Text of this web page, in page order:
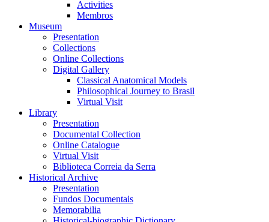
Activities
Membros
Museum
Presentation
Collections
Online Collections
Digital Gallery
Classical Anatomical Models
Philosophical Journey to Brasil
Virtual Visit
Library
Presentation
Documental Collection
Online Catalogue
Virtual Visit
Biblioteca Correia da Serra
Historical Archive
Presentation
Fundos Documentais
Memorabilia